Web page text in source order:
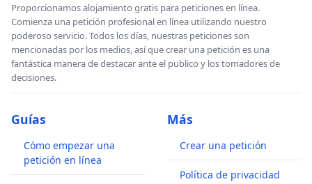
Proporcionamos alojamiento gratis para peticiones en línea.
Comienza una petición profesional en línea utilizando nuestro
poderoso servicio. Todos los días, nuestras peticiones son
mencionadas por los medios, así que crear una petición es una
fantástica manera de destacar ante el publico y los tomadores de
decisiones.
Guías
Cómo empezar una
petición en línea
Más
Crear una petición
Política de privacidad